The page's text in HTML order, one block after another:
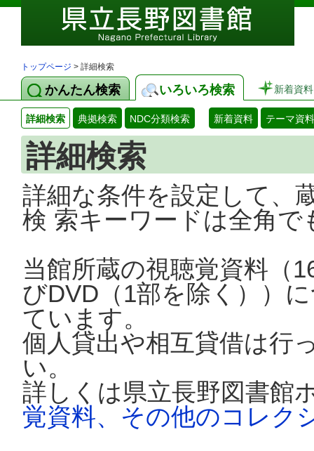
トップページ > 詳細検索
かんたん検索 いろいろ検索 新着資料
詳細検索 典拠検索 NDC分類検索 新着資料 テーマ資料
詳細検索
詳細な条件を設定して、
検 索キーワードは全角
当館所蔵の視聴覚資料（
びDVD（1部を除く））
ています。
個人貸出や相互貸借は行
い。
詳しくは県立長野図書館
覚資料、その他のコレク